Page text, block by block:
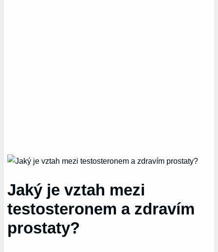
Jaký je vztah mezi
testosteronem a zdravím
prostaty?